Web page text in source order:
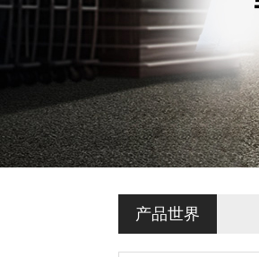
产品世界